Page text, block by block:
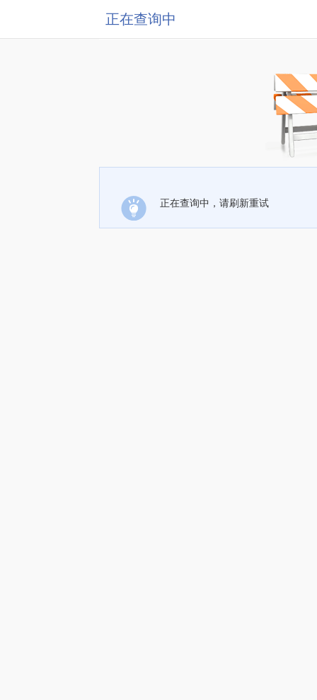
正在查询中
正在查询中，请刷新重试